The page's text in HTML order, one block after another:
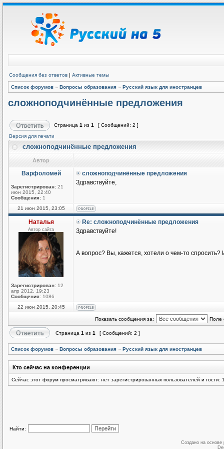
Сообщения без ответов | Активные темы
Список форумов » Вопросы образования » Русский язык для иностранцев
сложноподчинённые предложения
Страница 1 из 1
[ Сообщений: 2 ]
Версия для печати
сложноподчинённые предложения
Автор
Варфоломей
Зарегистрирован: 21
июн 2015, 22:40
Сообщения: 1
сложноподчинённые предложения
Здравствуйте,
21 июн 2015, 23:05
Наталья
Автор сайта
Зарегистрирован: 12
апр 2012, 19:23
Сообщения: 1086
Re: сложноподчинённые предложения
Здравствуйте!
А вопрос? Вы, кажется, хотели о чем-то
22 июн 2015, 20:45
Показать сообщения за: Поле
Страница 1 из 1 [ Сообщений: 2 ]
Список форумов » Вопросы образования » Русский язык для иностранцев
Кто сейчас на конференции
Сейчас этот форум просматривают: нет зарегистрированных пользователей и гости:
Найти:
Создано на основе